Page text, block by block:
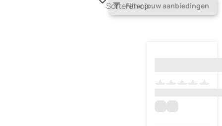
Filter jouw aanbiedingen
Sorteren op Populariteit